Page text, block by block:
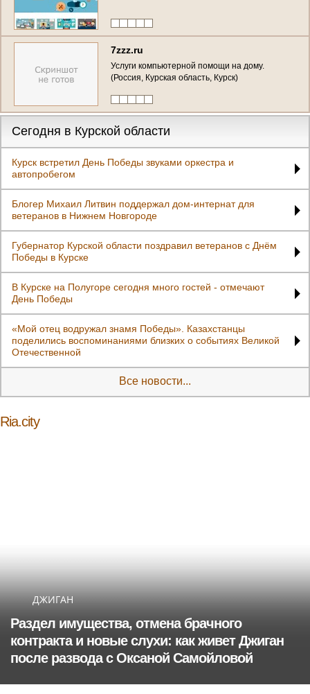
7zzz.ru
Услуги компьютерной помощи на дому.
(Россия, Курская область, Курск)
Сегодня в Курской области
Курск встретил День Победы звуками оркестра и
автопробегом
Блогер Михаил Литвин поддержал дом-интернат для
ветеранов в Нижнем Новгороде
Губернатор Курской области поздравил ветеранов с Днём
Победы в Курске
В Курске на Полугоре сегодня много гостей - отмечают
День Победы
«Мой отец водружал знамя Победы». Казахстанцы
поделились воспоминаниями близких о событиях Великой
Отечественной
Все новости...
Ria.city
ДЖИГАН
Раздел имущества, отмена брачного
контракта и новые слухи: как живет Джиган
после развода с Оксаной Самойловой